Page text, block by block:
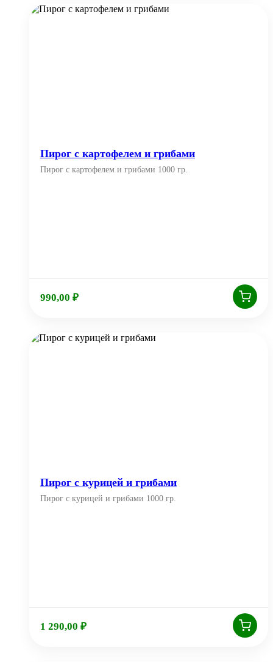
Пирог с картофелем и грибами
Пирог с картофелем и грибами 1000 гр.
990,00 ₽
Пирог с курицей и грибами
Пирог с курицей и грибами 1000 гр.
1 290,00 ₽